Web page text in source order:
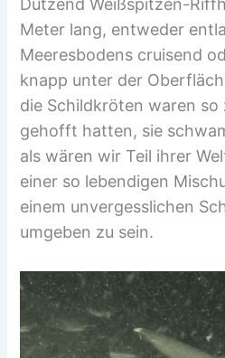
Dutzend Weißspitzen-
Meter lang, entweder
Meeresbodens cruisend
knapp unter der
die Schildkröten waren
gehofft hatten, sie
als wären wir Teil ihrer
einer so lebendigen
einem unvergesslichen
umgeben zu sein.